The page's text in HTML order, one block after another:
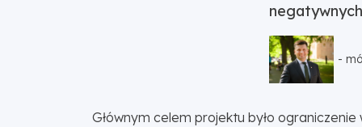
-
Głównym celem projektu było